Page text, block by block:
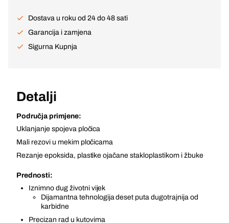
Dostava u roku od 24 do 48 sati
Garancija i zamjena
Sigurna Kupnja
Detalji
Područja primjene:
Uklanjanje spojeva pločica
Mali rezovi u mekim pločicama
Rezanje epoksida, plastike ojačane stakloplastikom i žbuke
Prednosti:
Iznimno dug životni vijek
Dijamantna tehnologija deset puta dugotrajnija od
karbidne
Precizan rad u kutovima